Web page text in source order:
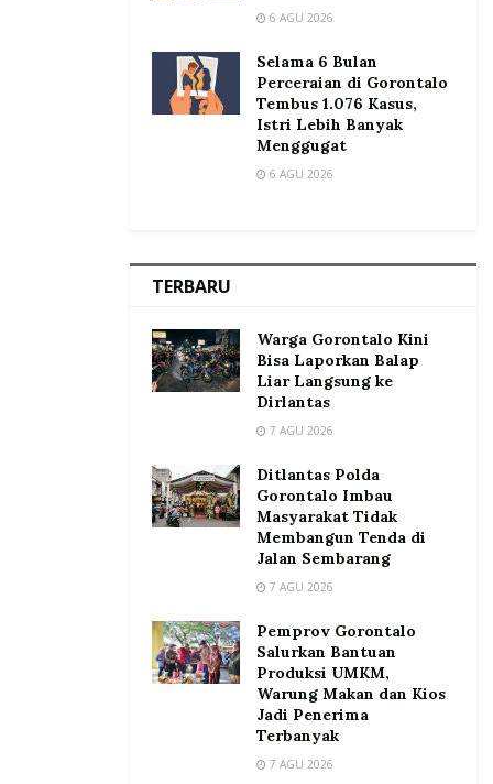
6 AGU 2026
Selama 6 Bulan
Perceraian di Gorontalo
Tembus 1.076 Kasus,
Istri Lebih Banyak
Menggugat
6 AGU 2026
TERBARU
Warga Gorontalo Kini
Bisa Laporkan Balap
Liar Langsung ke
Dirlantas
7 AGU 2026
Ditlantas Polda
Gorontalo Imbau
Masyarakat Tidak
Membangun Tenda di
Jalan Sembarang
7 AGU 2026
Pemprov Gorontalo
Salurkan Bantuan
Produksi UMKM,
Warung Makan dan Kios
Jadi Penerima
Terbanyak
7 AGU 2026